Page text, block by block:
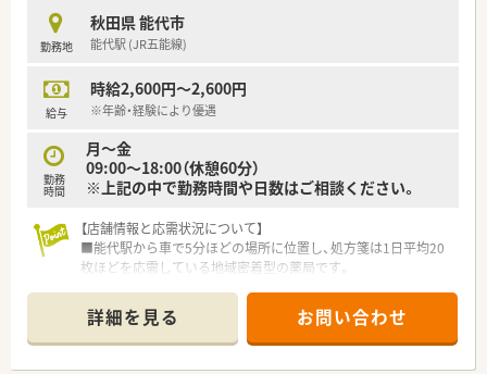
教育に力を入れており、本社研修やセミナー、勉強会など様々な
取り組みを行っています。
若年層のスタッフが仕事をしながらステップアップ出来るよう
また、業務効率化のため、最新機器の導入を積極的に行い、薬物
事故防止はもちろん、本来業務に費やすはずだった時間を、患者
＜ 薬局の特徴 ＞
内科、整形外科をメインに応需しております。
しっかり教えてくださる方です◎
薬局内は綺麗で、調剤室も広く動線も整っています。
2階の休憩室も広く、社員が快適に過ごせるような空間です。
応出来る方がご活躍できるかと思います！
勤務地
秋田県 能代市
能代駅 (JR五能線)
給与
時給2,600円～2,600円
※年齢・経験により優遇
勤務
時間
月～金
09:00～18:00（休憩60分）
※上記の中で勤務時間や日数はご相談ください。
【店舗情報と応需状況について】
■能代駅から車で5分ほどの場所に位置し、処方箋は1日平均20
枚ほどを応需している地域密着型の薬局です。
対応を行っており、様々な処方に触れられる環境です。
■常勤2名と非常勤1名が在籍しており、枚数が落ち着いている
ため一人ひとりの患者様と丁寧に向き合えます。
詳細を見る お問い合わせ